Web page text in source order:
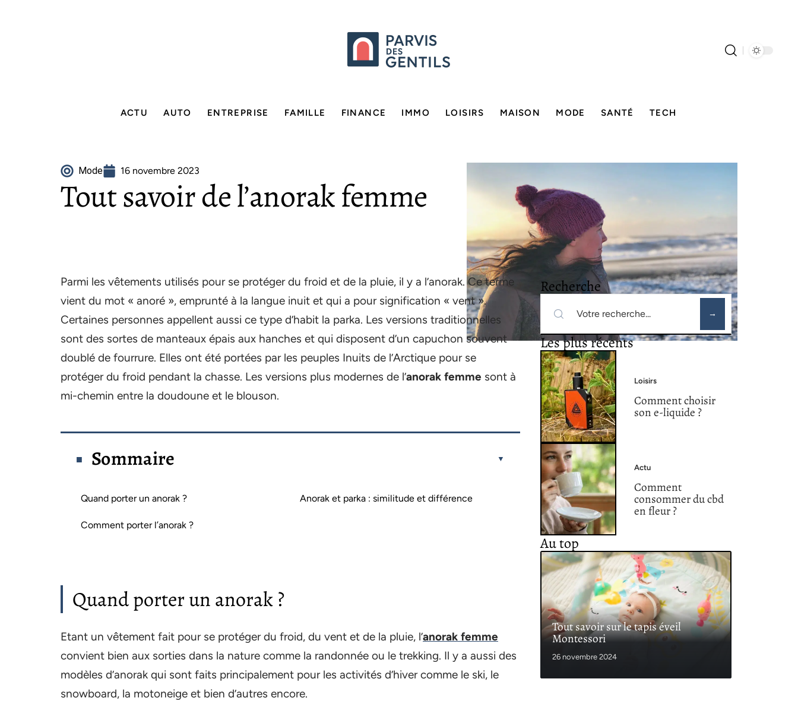
ACTU AUTO ENTREPRISE FAMILLE FINANCE IMMO LOISIRS MAISON MODE SANTÉ TECH
Mode 16 novembre 2023
Tout savoir de l’anorak femme
Parmi les vêtements utilisés pour se protéger du froid et de la pluie, il y a l’anorak. Ce terme
vient du mot « anoré », emprunté à la langue inuit et qui a pour signification « vent ».
Certaines personnes appellent aussi ce type d’habit la parka. Les versions traditionnelles
sont des sortes de manteaux épais aux hanches et qui disposent d’un capuchon souvent
doublé de fourrure. Elles ont été portées par les peuples Inuits de l’Arctique pour se
protéger du froid pendant la chasse. Les versions plus modernes de l’anorak femme sont à
mi-chemin entre la doudoune et le blouson.
Sommaire
Quand porter un anorak ?
Comment porter l’anorak ?
Anorak et parka : similitude et différence
Quand porter un anorak ?
Etant un vêtement fait pour se protéger du froid, du vent et de la pluie, l’anorak femme
convient bien aux sorties dans la nature comme la randonnée ou le trekking. Il y a aussi des
modèles d’anorak qui sont faits principalement pour les activités d’hiver comme le ski, le
snowboard, la motoneige et bien d’autres encore.
Recherche
Les plus récents
Loisirs
Comment choisir
son e-liquide ?
Actu
Comment
consommer du cbd
en fleur ?
Au top
Tout savoir sur le tapis éveil
Montessori
26 novembre 2024